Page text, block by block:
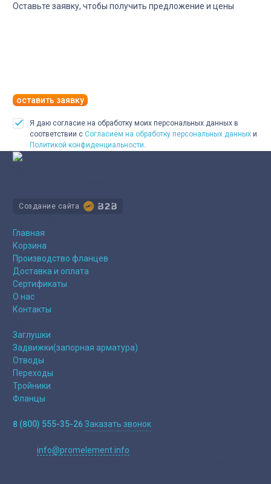
Оставьте заявку, чтобы получить предложение и цены
оставить заявку
Я даю согласие на обработку моих персональных данных в
соответствии с Согласием на обработку персональных данных и
Политикой конфиденциальности
Создание сайта
Главная
Корзина
Производство фланцев
Доставка и оплата
Сертификаты
О нас
Контакты
Заглушки
Задвижки(запорная арматура)
Отводы
Переходы
Тройники
Фланцы
8 (800) 555-35-26Заказать звонок
info@promelement.info